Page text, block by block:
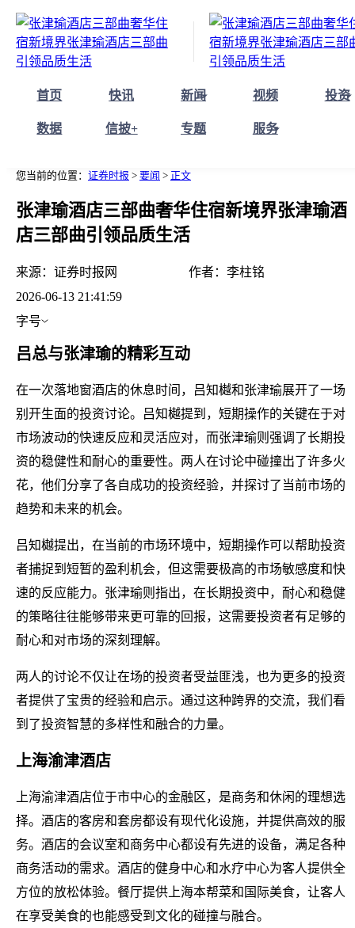
首页 快讯 新闻 视频 投资
数据 信披+ 专题 服务
您当前的位置： 证券时报 > 要闻 > 正文
张津瑜酒店三部曲奢华住宿新境界张津瑜酒
店三部曲引领品质生活
来源： 证券时报网 作者： 李柱铭
2026-06-13 21:41:59
字号
吕总与张津瑜的精彩互动
在一次落地窗酒店的休息时间，吕知樾和张津瑜展开了一场
别开生面的投资讨论。吕知樾提到，短期操作的关键在于对
市场波动的快速反应和灵活应对，而张津瑜则强调了长期投
资的稳健性和耐心的重要性。两人在讨论中碰撞出了许多火
花，他们分享了各自成功的投资经验，并探讨了当前市场的
趋势和未来的机会。
吕知樾提出，在当前的市场环境中，短期操作可以帮助投资
者捕捉到短暂的盈利机会，但这需要极高的市场敏感度和快
速的反应能力。张津瑜则指出，在长期投资中，耐心和稳健
的策略往往能够带来更可靠的回报，这需要投资者有足够的
耐心和对市场的深刻理解。
两人的讨论不仅让在场的投资者受益匪浅，也为更多的投资
者提供了宝贵的经验和启示。通过这种跨界的交流，我们看
到了投资智慧的多样性和融合的力量。
上海渝津酒店
上海渝津酒店位于市中心的金融区，是商务和休闲的理想选
择。酒店的客房和套房都设有现代化设施，并提供高效的服
务。酒店的会议室和商务中心都设有先进的设备，满足各种
商务活动的需求。酒店的健身中心和水疗中心为客人提供全
方位的放松体验。餐厅提供上海本帮菜和国际美食，让客人
在享受美食的也能感受到文化的碰撞与融合。